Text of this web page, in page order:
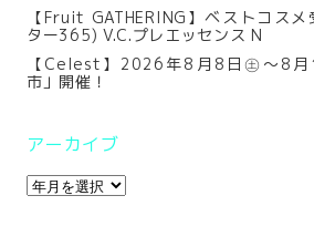
【Fruit GATHERING】ベストコスメ
ター365) V.C.プレエッセンス N
【Celest】2026年8月8日㊏～8
市」開催！
アーカイブ